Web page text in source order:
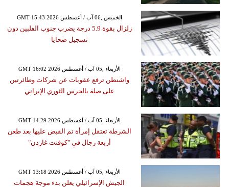
GMT 15:43 2026 الخميس ,06 آب / أغسطس
زلزال بقوة 5.9 درجة يضرب جنوب الفلبين دون
تسجيل ضحايا
GMT 16:02 2026 الأربعاء ,05 آب / أغسطس
واشنطن ترفع عقوبات عن شركات وطائرتين
على صلة بالحرس الثوري الإيراني
GMT 14:29 2026 الأربعاء ,05 آب / أغسطس
الشرطة تعتقل إمرأة تم القبض عليها بعد طعن
أربعة رجال في "كوفنت غاردن"
GMT 13:18 2026 الأربعاء ,05 آب / أغسطس
الجيش الإسرائيلي يعلن بدء موجة هجمات